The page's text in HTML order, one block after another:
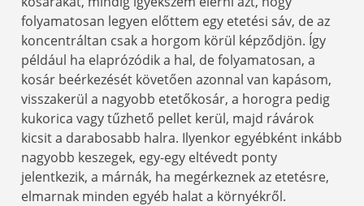
folyamatosan legyen előttem egy etetési sáv, de az
koncentráltan csak a horgom körül képződjön. Így
például ha elaprózódik a hal, de folyamatosan, a
kosár beérkezését követően azonnal van kapásom,
visszakerül a nagyobb etetőkosár, a horogra pedig
kukorica vagy tűzhető pellet kerül, majd rávárok
kicsit a darabosabb halra. Ilyenkor egyébként inkább
nagyobb keszegek, egy-egy eltévedt ponty
jelentkezik, a márnák, ha megérkeznek az etetésre,
elmarnak minden egyéb halat a környékről.